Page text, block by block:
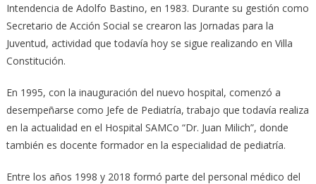
Intendencia de Adolfo Bastino, en 1983. Durante su gestión como
Secretario de Acción Social se crearon las Jornadas para la
Juventud, actividad que todavía hoy se sigue realizando en Villa
Constitución.
En 1995, con la inauguración del nuevo hospital, comenzó a
desempeñarse como Jefe de Pediatría, trabajo que todavía realiza
en la actualidad en el Hospital SAMCo “Dr. Juan Milich”, donde
también es docente formador en la especialidad de pediatría.
Entre los años 1998 y 2018 formó parte del personal médico del